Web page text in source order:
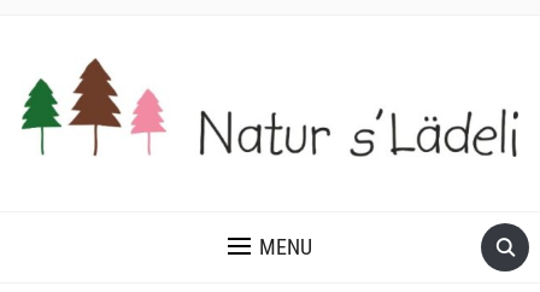
MENU